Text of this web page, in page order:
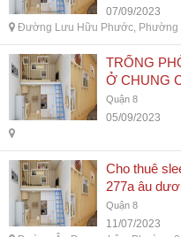
07/09/2023
Đường Lưu Hữu Phước, Phường
TRỐNG
Ở CHUNG
Ngọc
Quận 8
05/09/2023
Cho thuê
277a âu
dương lân,
Quận 8
11/07/2023